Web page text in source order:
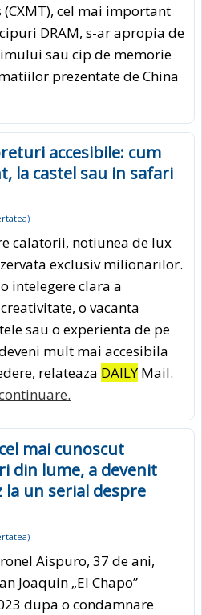
cel mai important
DRAM, s-ar apropia de
sau cip de memorie
prezentate de China
accesibile: cum
la castel sau in safari
)
calatorii, notiunea de lux
exclusiv milionarilor.
intelegere clara a
o vacanta
sau o experienta de pe
mult mai accesibila
relateaza DAILY Mail.
mai cunoscut
din lume, a devenit
la un serial despre
)
Aispuro, 37 de ani,
Joaquin „El Chapo”
dupa o condamnare